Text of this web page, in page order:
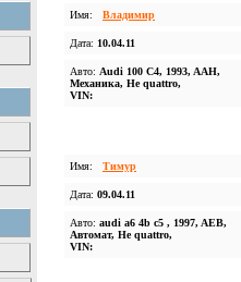
Имя: Владимир
Дата: 10.04.11
Авто: Audi 100 C4, 1993, AAH,
Механика, Не quattro,
VIN:
Имя: Тимур
Дата: 09.04.11
Авто: audi a6 4b c5 , 1997, AEB,
Автомат, Не quattro,
VIN: